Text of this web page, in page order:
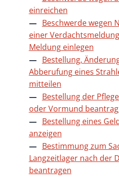
einreichen
Beschwerde wegen
einer
Meldung einlegen
Bestellung,
Abberufung eines
mitteilen
Bestellung der
oder Vormund
Bestellung eines
anzeigen
Bestimmung zum
Langzeitlager nach der
beantragen